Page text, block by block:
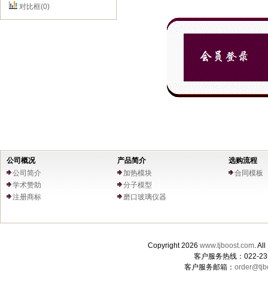
对比框(0)
公司概况
公司简介
学术赞助
注册商标
产品简介
加热模块
分子模型
磨口玻璃仪器
选购流程
合同模板
Copyright 2026 www.tjboost.com.
客户服务热线：022-
客户服务邮箱：